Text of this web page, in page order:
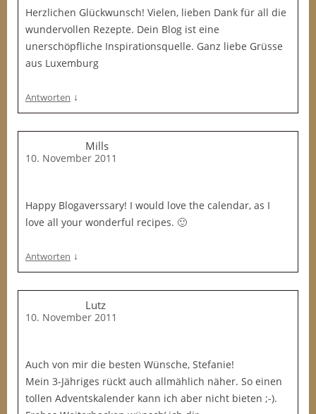
Herzlichen Glückwunsch! Vielen, lieben Dank für all die
wundervollen Rezepte. Dein Blog ist eine
unerschöpfliche Inspirationsquelle. Ganz liebe Grüsse
aus Luxemburg
Antworten ↓
Mills
10. November 2011
Happy Blogaverssary! I would love the calendar, as I
love all your wonderful recipes. 🙂
Antworten ↓
Lutz
10. November 2011
Auch von mir die besten Wünsche, Stefanie!
Mein 3-Jähriges rückt auch allmählich näher. So einen
tollen Adventskalender kann ich aber nicht bieten ;-).